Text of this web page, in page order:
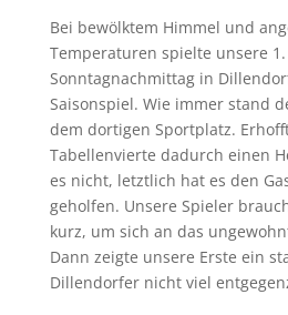
Bei bewölktem Himmel und
Temperaturen spielte unsere
Sonntagnachmittag in
Saisonspiel. Wie immer stand
dem dortigen Sportplatz.
Tabellenvierte dadurch einen
es nicht, letztlich hat es den
geholfen. Unsere Spieler
kurz, um sich an das
Dann zeigte unsere Erste ein
Dillendorfer nicht viel